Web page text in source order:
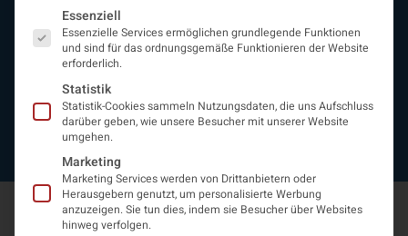
Neurologiereport
Mitgliedschaft
Statuten
Protokolle
Kontakt
Impressum
Datenschutzerklärung
Es folgt eine Liste der Service-Gruppen, für die eine
Essenziell
Essenzielle Services ermöglichen grundlegende Funktionen
und sind für das ordnungsgemäße Funktionieren der Website
erforderlich.
Statistik
Statistik-Cookies sammeln Nutzungsdaten, die uns Aufschluss
darüber geben, wie unsere Besucher mit unserer Website
umgehen.
Marketing
Marketing Services werden von Drittanbietern oder
Herausgebern genutzt, um personalisierte Werbung
anzuzeigen. Sie tun dies, indem sie Besucher über Websites
hinweg verfolgen.